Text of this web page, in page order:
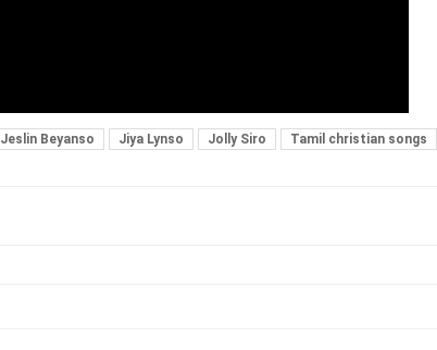
Jeslin Beyanso Jiya Lynso Jolly Siro Tamil christian songs